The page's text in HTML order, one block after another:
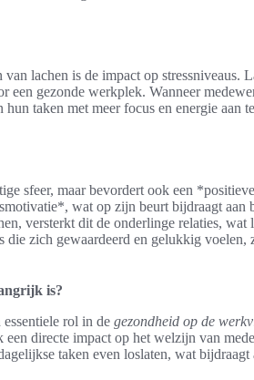
lachen is de impact op stressniveaus.
een gezonde werkplek. Wanneer
hun taken met meer focus en energie aan
sfeer, maar bevordert ook een
wat op zijn beurt bijdraagt aan
versterkt dit de onderlinge relaties, wat
zich gewaardeerd en gelukkig voelen,
is?
rol in de gezondheid op de
een directe impact op het welzijn van
taken even loslaten, wat bijdraagt